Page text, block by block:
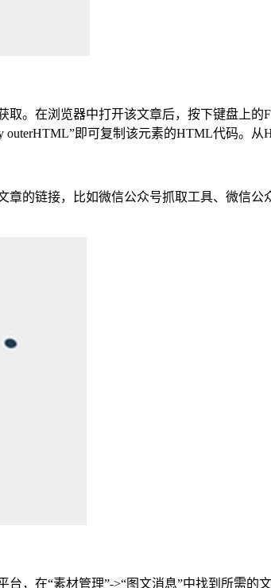
。在浏览器中打开该文章后，按下键盘上的
即可复制该元素的HTML代码。从
的链接，比如微信公众号抓取工具、微信
，在“素材管理”->“图文消息”中找到所需